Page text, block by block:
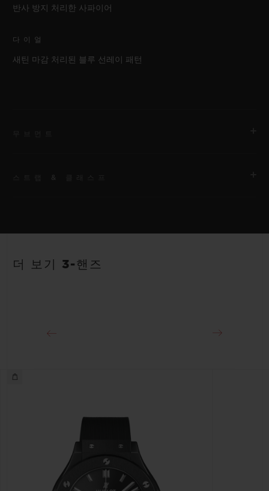
반사 방지 처리한 사파이어
다이얼
새틴 마감 처리된 블루 선레이 패턴
약 48시간
스트랩
더 보기 3-핸즈